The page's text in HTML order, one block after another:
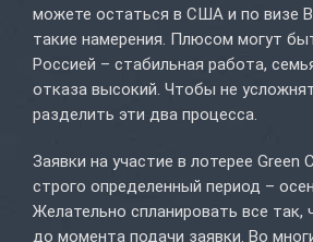
можете остаться в США и по визе
такие намерения. Плюсом могут
Россией – стабильная работа,
отказа высокий. Чтобы не
разделить эти два процесса.
Заявки на участие в лотерее Green
строго определенный период –
Желательно спланировать все так,
до момента подачи заявки. Во